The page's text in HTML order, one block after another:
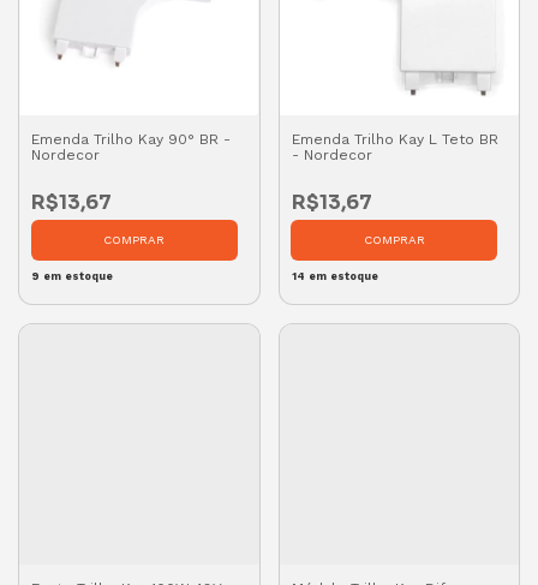
Emenda Trilho Kay 90° BR -
Nordecor
R$13,67
9 em estoque
Emenda Trilho Kay L Teto BR
- Nordecor
R$13,67
14 em estoque